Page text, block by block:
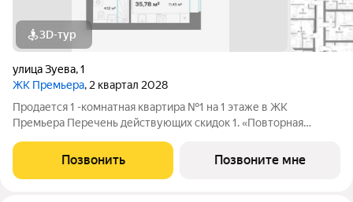
3D-тур
улица Зуева,1
ЖК Премьера, 2 квартал 2028
Продается 1 -комнатная квартира №1 на 1 этаже в ЖК
Премьера Перечень действующих скидок 1. «Повторная
2% 3. «Большой семье большая скидка» от 1% до 3% По
каждому виду скидок требуются
Позвонить Позвоните мне